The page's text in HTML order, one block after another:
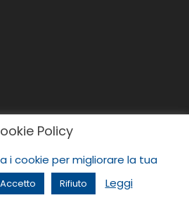
Lite by themecentury.
Policy
i cookie per migliorare la tua
Accetto Rifiuto Leggi